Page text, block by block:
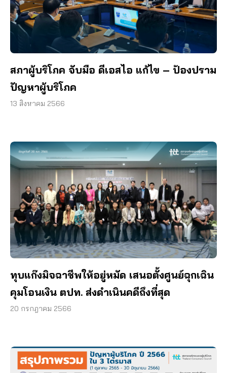
สภาผู้บริโภค จับมือ ดีเอสไอ แก้ไข – ป้องปราม
ปัญหาผู้บริโภค
13 สิงหาคม 2566
ทุบแก๊งมิจฉาชีพให้อยู่หมัด เสนอตั้งศูนย์ฉุกเฉิน
คุมโอนเงิน ตปท. ส่งดำเนินคดีถึงที่สุด
20 กรกฎาคม 2566